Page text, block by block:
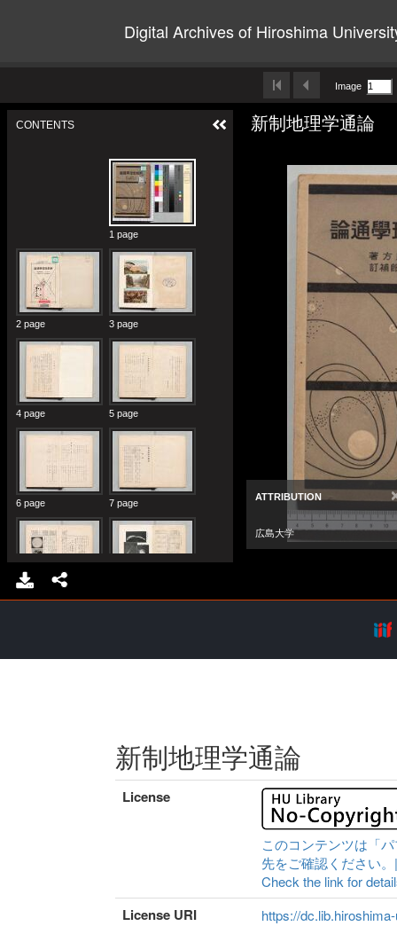
Digital Archives of Hiroshima
新制地理学通論
License
このコンテンツは「
先をご確認ください
Check the link for
License URI https://